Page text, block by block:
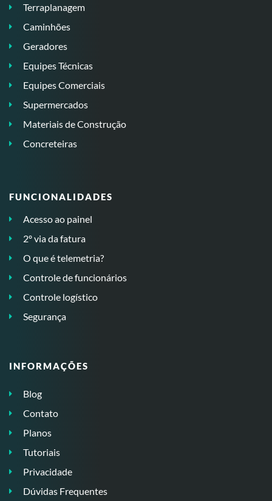
Terraplanagem
Caminhões
Geradores
Equipes Técnicas
Equipes Comerciais
Supermercados
Materiais de Construção
Concreteiras
FUNCIONALIDADES
Acesso ao painel
2º via da fatura
O que é telemetria?
Controle de funcionários
Controle logístico
Segurança
INFORMAÇÕES
Blog
Contato
Planos
Tutoriais
Privacidade
Dúvidas Frequentes